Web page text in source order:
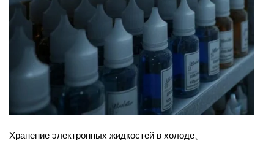
Хранение электронных жидкостей в холоде、